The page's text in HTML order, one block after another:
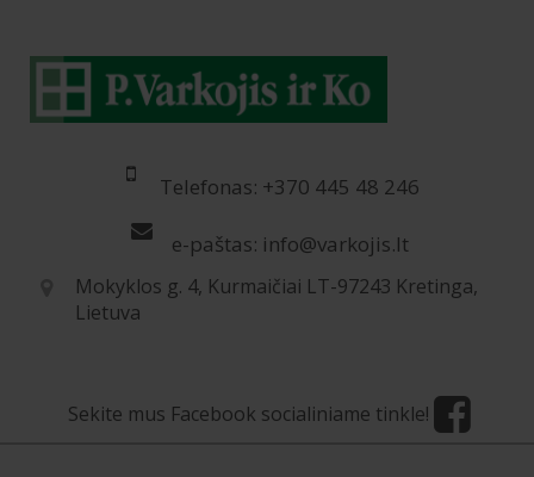
Telefonas: +370 445 48 246
e-paštas: info@varkojis.lt
Mokyklos g. 4, Kurmaičiai LT-97243 Kretinga,
Lietuva
Sekite mus Facebook socialiniame tinkle!